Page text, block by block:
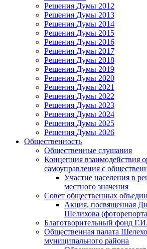
Решения Думы 2012
Решения Думы 2013
Решения Думы 2014
Решения Думы 2015
Решения Думы 2016
Решения Думы 2017
Решения Думы 2018
Решения Думы 2019
Решения Думы 2020
Решения Думы 2021
Решения Думы 2022
Решения Думы 2023
Решения Думы 2024
Решения Думы 2025
Решения Думы 2026
Общественность
Общественные слушания
Концепция взаимодействия
самоуправления с
Участие населения в
местного значения
Совет общественных
Акция, посвященная
Шелихова
Благотворительный фонд
Общественная палата
муниципального района